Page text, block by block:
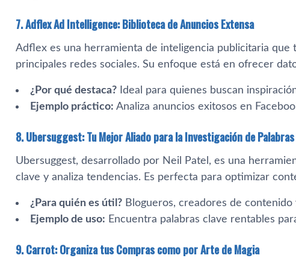
7. Adflex Ad Intelligence: Biblioteca de Anuncios Extensa
Adflex es una herramienta de inteligencia publicitaria que
principales redes sociales. Su enfoque está en ofrecer
¿Por qué destaca? Ideal para quienes buscan
Ejemplo práctico: Analiza anuncios exitosos en
8. Ubersuggest: Tu Mejor Aliado para la Investigación de Palabras
Ubersuggest, desarrollado por Neil Patel, es una
clave y analiza tendencias. Es perfecta para optimizar
¿Para quién es útil? Blogueros, creadores de
Ejemplo de uso: Encuentra palabras clave rentables
9. Carrot: Organiza tus Compras como por Arte de Magia